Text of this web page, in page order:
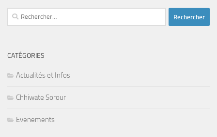
Rechercher :
CATÉGORIES
Actualités et Infos
Chhiwate Sorour
Evenements